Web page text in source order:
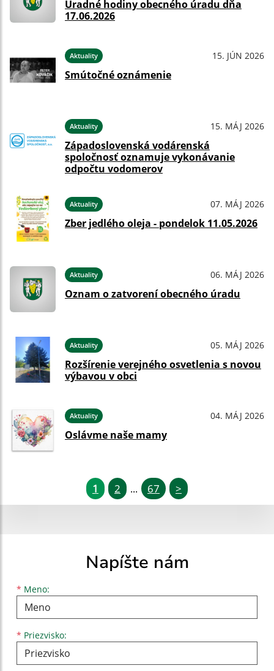
Úradné hodiny obecného úradu dňa
17.06.2026
Aktuality 15. JÚN 2026
Smútočné oznámenie
Aktuality 15. MÁJ 2026
Západoslovenská vodárenská
spoločnosť oznamuje vykonávanie
odpočtu vodomerov
Aktuality 07. MÁJ 2026
Zber jedlého oleja - pondelok 11.05.2026
Aktuality 06. MÁJ 2026
Oznam o zatvorení obecného úradu
Aktuality 05. MÁJ 2026
Rozšírenie verejného osvetlenia s novou
výbavou v obci
Aktuality 04. MÁJ 2026
Oslávme naše mamy
1 2 ... 67 >
Napíšte nám
* Meno:
Meno
* Priezvisko:
Priezvisko
E-mailová adresa